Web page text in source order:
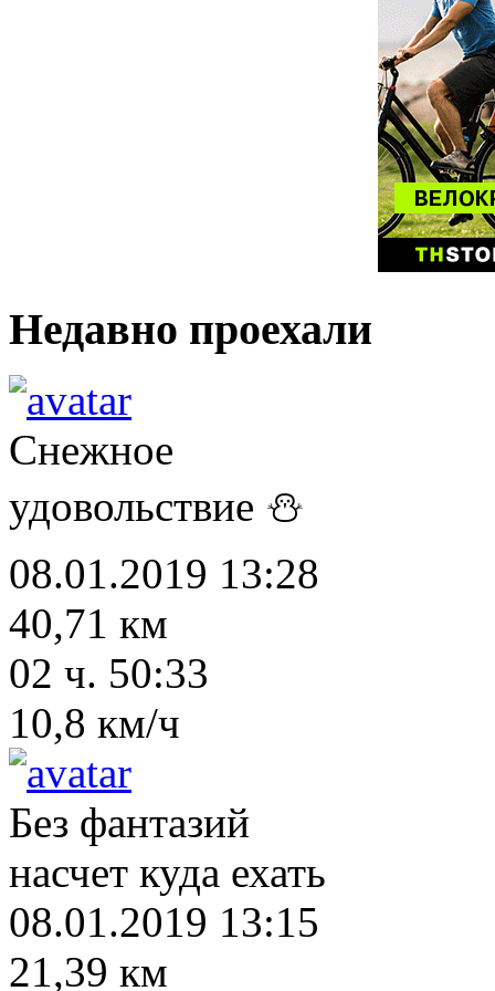
Недавно проехали
Снежное
удовольствие ⛄
08.01.2019 13:28
40,71 км
02 ч. 50:33
10,8 км/ч
Без фантазий
насчет куда ехать
08.01.2019 13:15
21,39 км